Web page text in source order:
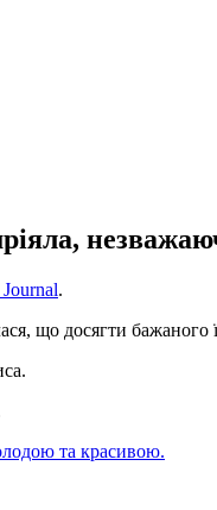
.
що досягти
та красивою.